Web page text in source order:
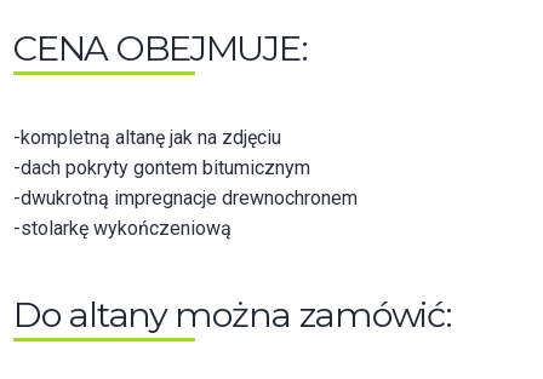
CENA OBEJMUJE:
-kompletną altanę jak na zdjęciu
-dach pokryty gontem bitumicznym
-dwukrotną impregnacje drewnochronem
-stolarkę wykończeniową
Do altany można zamówić: